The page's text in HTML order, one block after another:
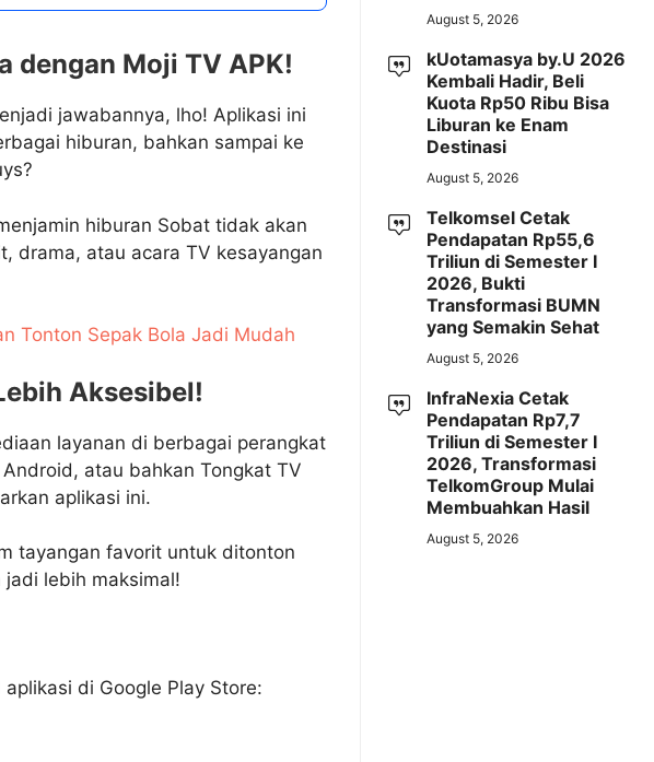
dengan Moji TV APK!
jawabannya, lho! Aplikasi ini
hiburan, bahkan sampai ke
hiburan Sobat tidak akan
drama, atau acara TV kesayangan
Tonton Sepak Bola Jadi Mudah
Aksesibel!
layanan di berbagai perangkat
atau bahkan Tongkat TV
aplikasi ini.
tayangan favorit untuk ditonton
lebih maksimal!
di Google Play Store:
August 5, 2026
kUotamasya by.U 2026
Kembali Hadir, Beli
Kuota Rp50 Ribu Bisa
Liburan ke Enam
Destinasi
August 5, 2026
Telkomsel Cetak
Pendapatan Rp55,6
Triliun di Semester I
2026, Bukti
Transformasi BUMN
yang Semakin Sehat
August 5, 2026
InfraNexia Cetak
Pendapatan Rp7,7
Triliun di Semester I
2026, Transformasi
TelkomGroup Mulai
Membuahkan Hasil
August 5, 2026